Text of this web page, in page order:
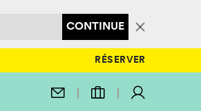
CONTINUE
RÉSERVER